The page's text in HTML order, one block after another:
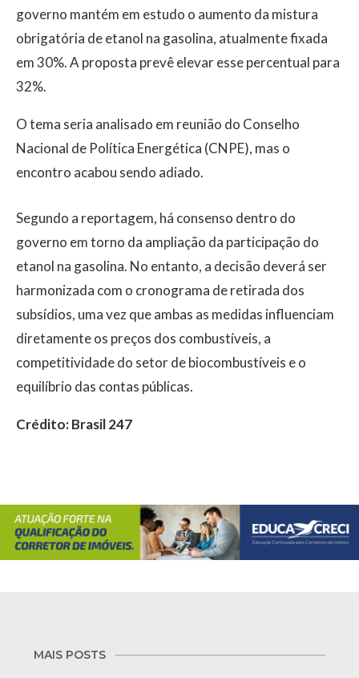
governo mantém em estudo o aumento da mistura
obrigatória de etanol na gasolina, atualmente fixada
em 30%. A proposta prevê elevar esse percentual para
32%.
O tema seria analisado em reunião do Conselho
Nacional de Política Energética (CNPE), mas o
encontro acabou sendo adiado.
Segundo a reportagem, há consenso dentro do
governo em torno da ampliação da participação do
etanol na gasolina. No entanto, a decisão deverá ser
harmonizada com o cronograma de retirada dos
subsídios, uma vez que ambas as medidas influenciam
diretamente os preços dos combustíveis, a
competitividade do setor de biocombustíveis e o
equilíbrio das contas públicas.
Crédito: Brasil 247
MAIS POSTS